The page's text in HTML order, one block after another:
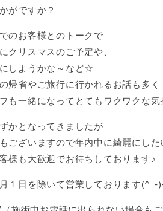
がですか？
のお客様とのトークで
クリスマスのご予定や、
しようかな～など☆
帰省やご旅行に行かれるお話も多く
も一緒になってとてもワクワクな
かとなってきましたが
ございますので年内中に綺麗にした
様も大歓迎でお待ちしております♪
１日を除いて営業しております